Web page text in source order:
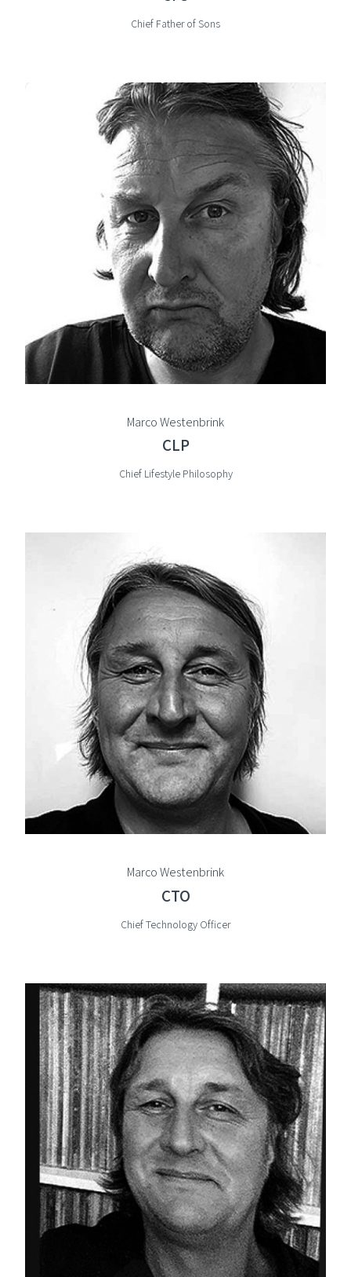
Chief Father of Sons
Marco Westenbrink
CLP
Chief Lifestyle Philosophy
Marco Westenbrink
CTO
Chief Technology Officer